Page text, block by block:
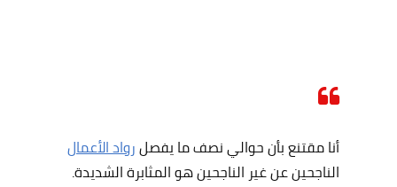
أنا مقتنع بأن حوالي نصف ما يفصلرواد الأعمال
الناجحين عن غير الناجحين هو المثابرة الشديدة.